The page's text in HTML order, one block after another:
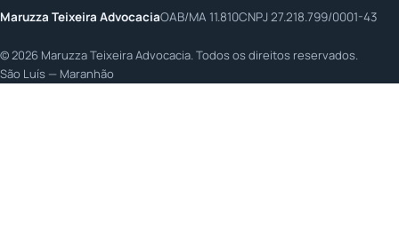
Maruzza Teixeira AdvocaciaOAB/MA 11.810CNPJ 27.218.799/0001-43
©2026 Maruzza Teixeira Advocacia. Todos os direitos reservados.
São Luís — Maranhão